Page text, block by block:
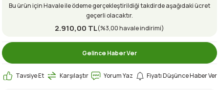
Bu ürün için Havale ile ödeme gerçekleştirildiği takdirde aşağıdaki ücret
geçerli olacaktır.
2.910,00 TL(%3,00 havale indirimi)
Gelince Haber Ver
Tavsiye Et Karşılaştır Yorum Yaz Fiyatı Düşünce Haber Ver